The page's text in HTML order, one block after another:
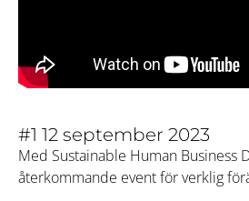
#1 12 september 2023
Med Sustainable Human Business
återkommande event för verklig